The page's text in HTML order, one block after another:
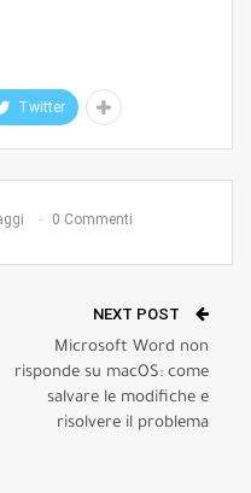
Twitter
0 Commenti
NEXT POST
Microsoft Word non
risponde su macOS: come
salvare le modifiche e
risolvere il problema